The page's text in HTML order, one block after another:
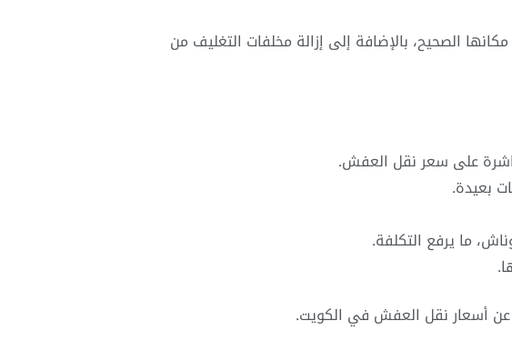
الصحيح، بالإضافة إلى إزالة مخلفات التغليف من
على سعر نقل العفش.
بعيدة.
ما يرفع التكلفة.
عن أسعار نقل العفش في الكويت.